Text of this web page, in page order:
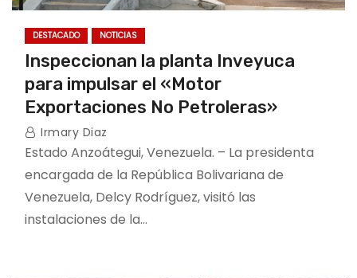
DESTACADO NOTICIAS
Inspeccionan la planta Inveyuca
para impulsar el «Motor
Exportaciones No Petroleras»
Irmary Diaz
Estado Anzoátegui, Venezuela. – La presidenta
encargada de la República Bolivariana de
Venezuela, Delcy Rodríguez, visitó las
instalaciones de la…